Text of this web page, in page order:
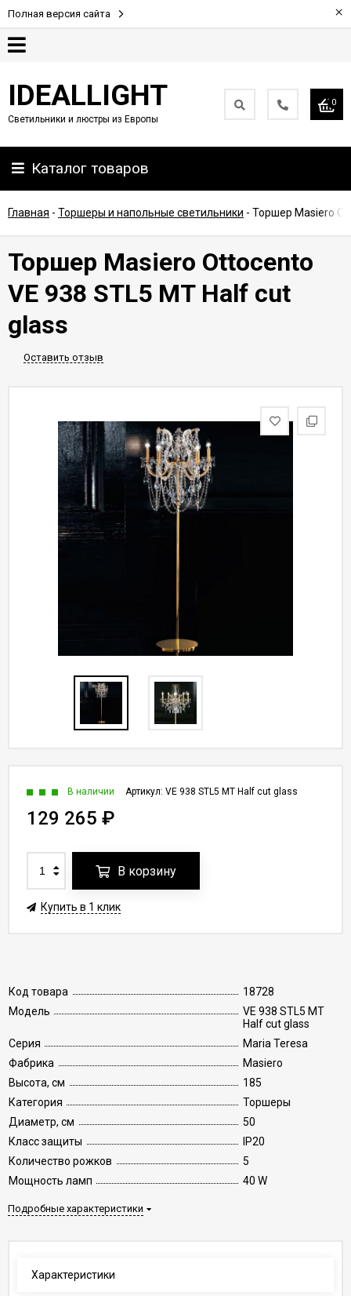
Полная версия сайта ×
Партнерам
Доставка
IDEALLIGHT
Светильники и люстры из Европы
0
Каталог товаров
Главная - Торшеры и напольные светильники - Торшер Masiero
Торшер Masiero Ottocento
VE 938 STL5 MT Half cut
glass
Оставить отзыв
Код товара
18728
Модель
VE 938 STL5 MT
Half cut glass
Серия
Maria Teresa
Фабрика
Masiero
Высота, см
185
Категория
Торшеры
Диаметр, см
50
Класс защиты
IP20
Количество рожков
5
Мощность ламп
40 W
Подробные характеристики
Артикул: VE 938 STL5 MT Half cut glass
В наличии
129 265 ₽
В корзину
Купить в 1 клик
Характеристики